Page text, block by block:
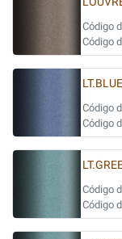
Código
Código
Código
Código
Código
Código